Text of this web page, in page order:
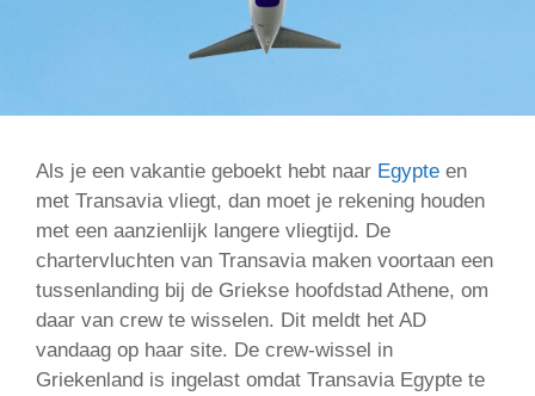
Als je een vakantie geboekt hebt naar Egypte en
met Transavia vliegt, dan moet je rekening houden
met een aanzienlijk langere vliegtijd. De
chartervluchten van Transavia maken voortaan een
tussenlanding bij de Griekse hoofdstad Athene, om
daar van crew te wisselen. Dit meldt het AD
vandaag op haar site. De crew-wissel in
Griekenland is ingelast omdat Transavia Egypte te